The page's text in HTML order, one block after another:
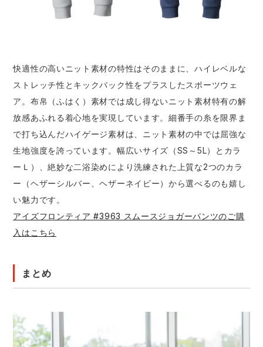
快適性の高いニット素材の特性はそのままに、ハイレベルな
ストレッチ性とキックバック性をプラスしたスポーツウェ
ア。布帛（ふはく）素材では成し得ないニット素材特有の解
放感あふれる着心地を実現しています。細番手の糸を限界ま
で打ち込んだハイゲージ素材は、ニット素材の中では屈強な
生地強度を誇っています。幅広いサイズ（SS～5L）とカラ
ーＬ）、絶妙な二浴染めにより洗練された上質な2つのカラ
ー（ヘザーシルバー、ヘザーネイビー）から選べるのも嬉し
い魅力です。
アイズフロンティア #3963 スムースジョガーパンツのご購
入はこちら
まとめ